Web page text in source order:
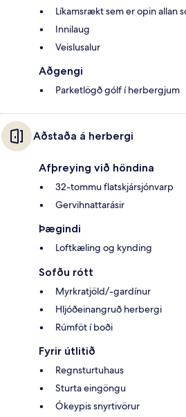
Líkamsrækt sem er opin allan
Innilaug
Veislusalur
Aðgengi
Parketlögð gólf í herbergjum
Aðstaða á herbergi
Afþreying við höndina
32-tommu flatskjársjónvarp
Gervihnattarásir
Þægindi
Loftkæling og kynding
Sofðu rótt
Myrkratjöld/-gardínur
Hljóðeinangruð herbergi
Rúmföt í boði
Fyrir útlitið
Regnsturtuhaus
Sturta eingöngu
Ókeypis snyrtivörur